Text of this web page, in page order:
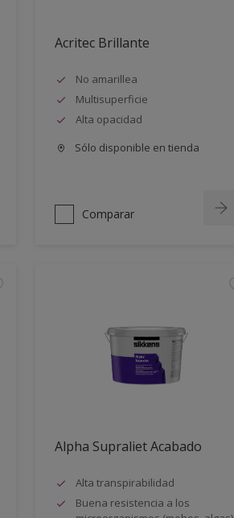
Acritec Brillante
No amarillea
Multisuperficie
Alta opacidad
Sólo disponible en tienda
Comparar
Alpha Supraliet Acabado
Alta transpirabilidad
Buena resistencia a los